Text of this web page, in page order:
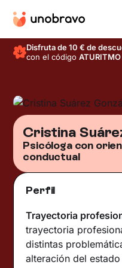
Disfruta de 10 € de
con el códigoATURITMO
Cristina
Psicóloga con
conductual
Perfil
Trayectoria
trayectoria
distintas
alteración del